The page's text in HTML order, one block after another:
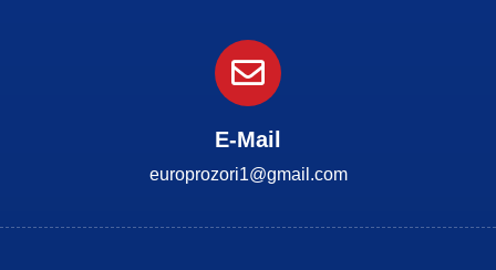
E-Mail
europrozori1@gmail.com